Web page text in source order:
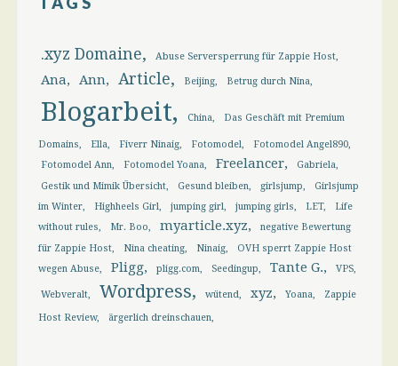
.xyz Domaine Abuse Serversperrung für Zappie Host
Ana Ann Article Beijing Betrug durch Nina
Blogarbeit China Das Geschäft mit Premium
Domains Ella Fiverr Ninaig Fotomodel
Fotomodel Angel890
Fotomodel Ann
Fotomodel Yoana Freelancer
Gabriela
Gestik und Mimik Übersicht
Gesund bleiben girlsjump
Girlsjump
im Winter
Highheels Girl jumping girl jumping girls LET
Life
without rules
Mr. Boo myarticle.xyz
negative Bewertung
für Zappie Host
Nina cheating Ninaig
OVH sperrt Zappie Host
wegen Abuse
Pligg pligg.com Seedingup Tante G. VPS
Webveralt Wordpress wütend xyz Yoana
Zappie
Host Review
ärgerlich dreinschauen